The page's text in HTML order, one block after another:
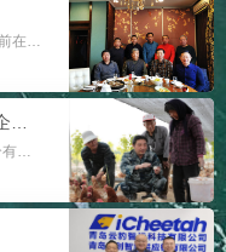
“总以为来日方长，却忘记了世事无常。” 几天前在网上看到的这句人生感叹，一下触到了我心底的痛点，用这句话来形容我追思孟老师的心情，是再恰当不过了。 我和孟老师交往的时间并不太长。中国举办奥运会之后，社会上兴起一股写博...
刘淑刚（左二）在指导农民养鸡 刘淑刚，一个有情有义的人，一个有担当的实业家。 八年前，刘淑刚作出一个决定，要承包距青岛仅十多公里，一座叫竹山的万亩山林，他想发展生态农业和乡村旅游，他想打造青岛的后花...